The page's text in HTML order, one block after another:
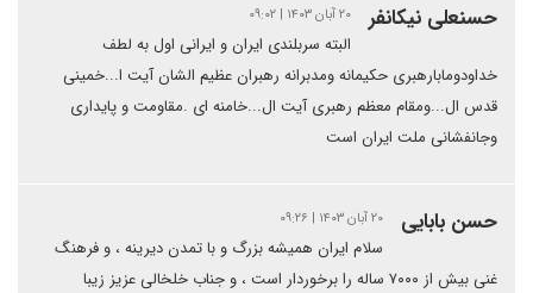
حسنعلی نیکانفر ۲۰ آبان ۱۴۰۳ | ۰۹:۰۲
البته سربلندی ایران و ایرانی اول به لطف
خداودومابارهبری حکیمانه ومدبرانه رهبران عظیم الشان آیت ا...خمینی
قدس ال...ومقام معظم رهبری آیت ال...خامنه ای .مقاومت و پایداری
وجانفشانی ملت ایران است
حسن بابایی ۲۰ آبان ۱۴۰۳ | ۰۹:۲۶
سلام ایران همیشه بزرگ و با تمدن دیرینه ، و فرهنگ
غنی بیش از ۷۰۰۰ ساله را برخوردار است ، و جناب خلخالی عزیز زیبا